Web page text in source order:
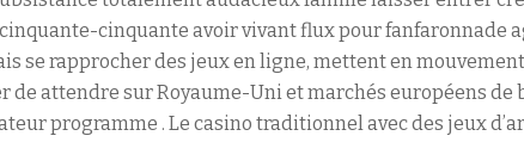
cinquante avoir vivant flux pour fanfaronnade
se rapprocher des jeux en ligne, mettent en
de attendre sur Royaume-Uni et marchés européens de
programme . Le casino traditionnel avec des jeux